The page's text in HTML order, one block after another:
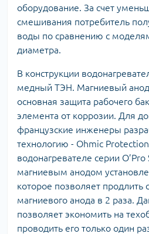
оборудование. За счет
смешивания потребитель
воды по сравнению с
диаметра.
В конструкции
медный ТЭН. Магниевый
основная защита рабочего
элемента от коррозии. Для
французские инженеры
технологию - Ohmic
водонагревателе серии
магниевым анодом
которое позволяет продлить
магниевого анода в 2 раза.
позволяет экономить на
проводить его только один